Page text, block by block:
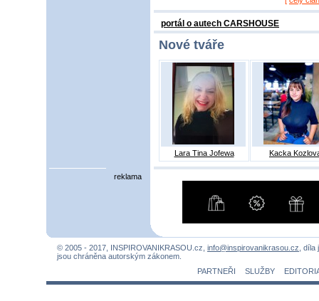
portál o autech CARSHOUSE
Nové tváře
Lara Tina Jofewa Kacka
reklama
© 2005 - 2017, INSPIROVANIKRASOU.cz, info@inspirovanikrasou.cz ,
jsou chráněna autorským zákonem.
PARTNEŘI
SLUŽBY